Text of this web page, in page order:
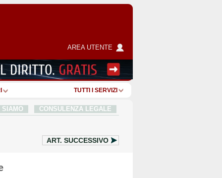
AREA UTENTE
TUTTI I SERVIZI
SIAMO
CONSULENZA LEGALE
ART. SUCCESSIVO